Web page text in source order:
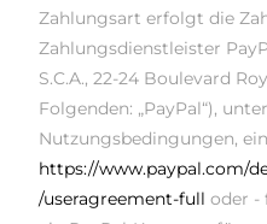
Zahlungsart erfolgt die
Zahlungsdienstleister
S.C.A., 22-24 Boulevard
Folgenden: „PayPal“),
Nutzungsbedingungen,
https://www.paypal.com/
/useragreement-full oder -